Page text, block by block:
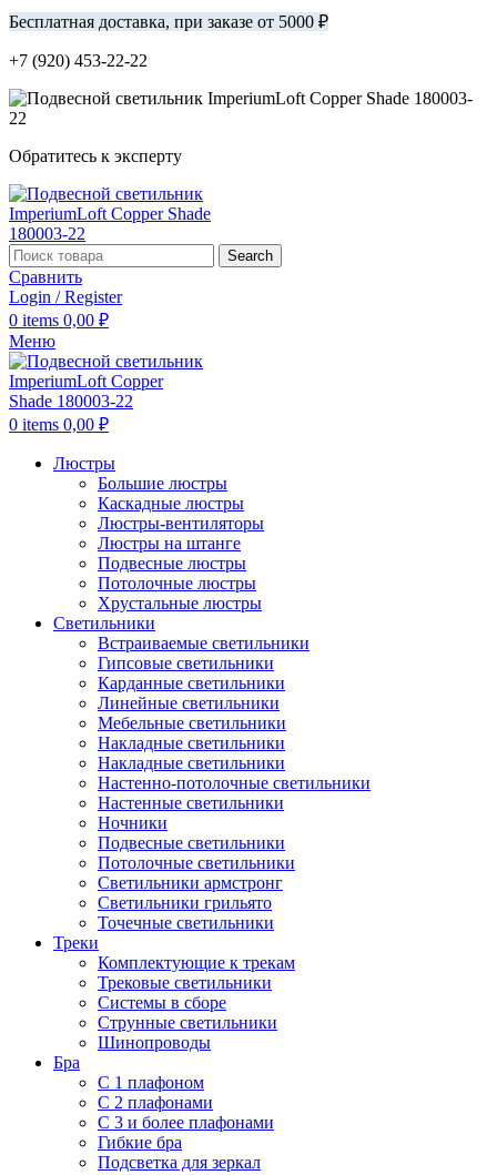
Бесплатная доставка, при заказе от 5000 ₽
+7 (920) 453-22-22
Обратитесь к эксперту
Search
Сравнить
Login / Register
0 items 0,00 ₽
Меню
0 items 0,00 ₽
Люстры
Большие люстры
Каскадные люстры
Люстры-вентиляторы
Люстры на штанге
Подвесные люстры
Потолочные люстры
Хрустальные люстры
Светильники
Встраиваемые светильники
Гипсовые светильники
Карданные светильники
Линейные светильники
Мебельные светильники
Накладные светильники
Накладные светильники
Настенно-потолочные светильники
Настенные светильники
Ночники
Подвесные светильники
Потолочные светильники
Светильники армстронг
Светильники грильято
Точечные светильники
Треки
Комплектующие к трекам
Трековые светильники
Системы в сборе
Струнные светильники
Шинопроводы
Бра
С 1 плафоном
С 2 плафонами
С 3 и более плафонами
Гибкие бра
Подсветка для зеркал